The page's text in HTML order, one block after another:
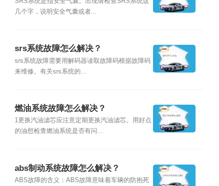
几个字，说明安全气囊或者...
srs系统故障怎么解决？
srs系统故障需要用解码器读取故障码根据故障码
来维修。有关srs系统的...
燃油系统故障怎么解决？
1更换汽油滤芯应注意定期更换汽油滤芯。用好点
的油想检查燃油系统是否有问...
abs制动系统故障怎么解决？
ABS故障的含义：ABS故障意味着车辆的防抱死